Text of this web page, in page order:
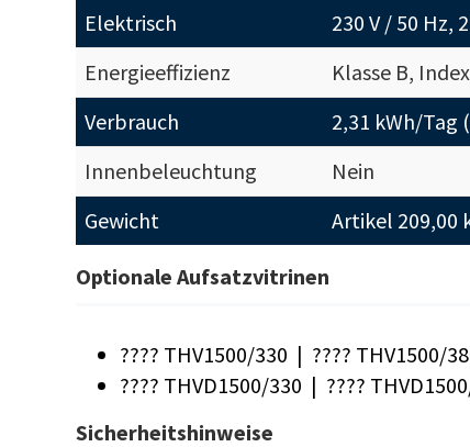
Elektrisch
230 V / 50 Hz,
Energieeffizienz
Klasse B,
Verbrauch
2,31 kWh/Tag
Innenbeleuchtung
Nein
Gewicht
Artikel 209,00
Optionale Aufsatzvitrinen
???? THV1500/330 | ???? THV1500/
???? THVD1500/330 | ????
Sicherheitshinweise